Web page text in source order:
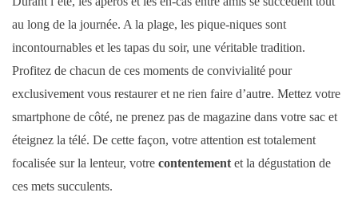
au long de la journée. A la plage, les pique-niques sont
incontournables et les tapas du soir, une véritable tradition.
Profitez de chacun de ces moments de convivialité pour
exclusivement vous restaurer et ne rien faire d’autre. Mettez votre
smartphone de côté, ne prenez pas de magazine dans votre sac et
éteignez la télé. De cette façon, votre attention est totalement
focalisée sur la lenteur, votre contentement et la dégustation de
ces mets succulents.